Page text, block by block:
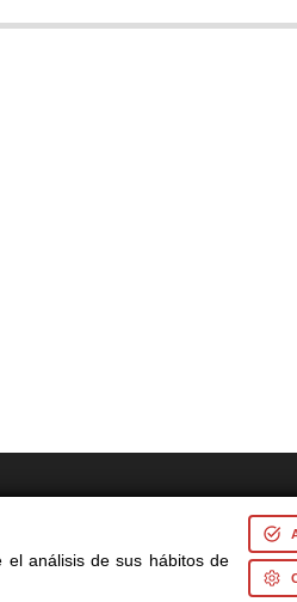
el análisis de sus hábitos de